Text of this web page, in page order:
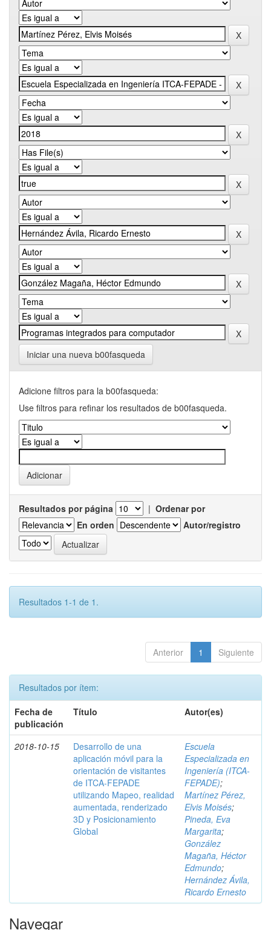
Iniciar una nueva b00fasqueda
Adicione filtros para la b00fasqueda:
Use filtros para refinar los resultados de b00fasqueda.
Resultados por página | Ordenar por
En orden
Autor/registro
Resultados 1-1 de 1.
Anterior 1 Siguiente
Resultados por ítem:
Fecha de
publicación
Título Autor(es)
2018-10-15
Desarrollo de una
aplicación móvil para la
orientación de visitantes
de ITCA-FEPADE
utilizando Mapeo, realidad
aumentada, renderizado
3D y Posicionamiento
Global
Escuela
Especializada en
Ingeniería (ITCA-
FEPADE);
Martínez Pérez,
Elvis Moisés;
Pineda, Eva
Margarita;
González
Magaña, Héctor
Edmundo;
Hernández Ávila,
Ricardo Ernesto
Navegar